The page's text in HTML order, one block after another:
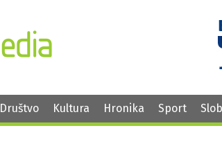
Društvo Kultura Hronika Sport